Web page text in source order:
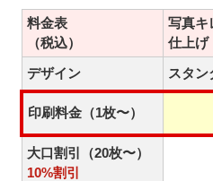
料金表
（税込）
写真キ
仕上げ
デザイン
スタン
印刷料金（1枚〜）
大口割引（20枚〜）
10%割引